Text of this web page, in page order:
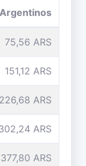
75,56 ARS
151,12 ARS
226,68 ARS
ARS
377,80 ARS